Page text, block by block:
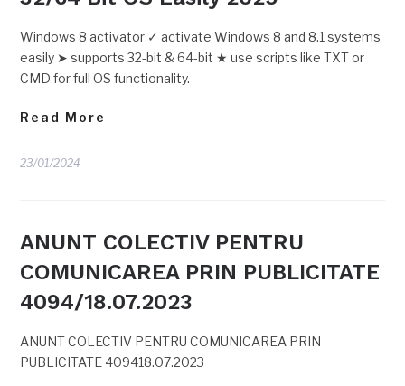
Windows 8 activator ✓ activate Windows 8 and 8.1 systems
easily ➤ supports 32-bit & 64-bit ★ use scripts like TXT or
CMD for full OS functionality.
Read More
23/01/2024
ANUNT COLECTIV PENTRU
COMUNICAREA PRIN PUBLICITATE
4094/18.07.2023
ANUNT COLECTIV PENTRU COMUNICAREA PRIN
PUBLICITATE 409418.07.2023